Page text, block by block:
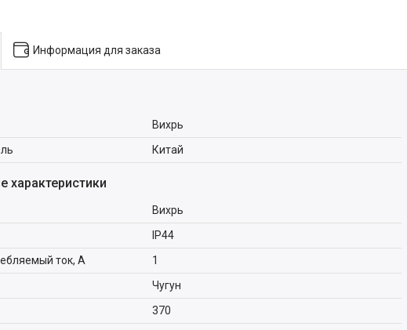
Информация для заказа
Вихрь
Китай
характеристики
Вихрь
IP44
ток, А
1
Чугун
370